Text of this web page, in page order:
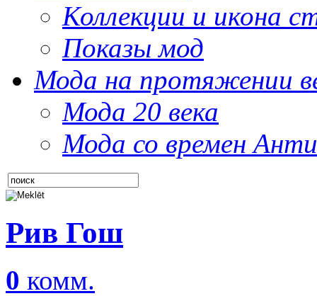
Коллекции и икона
Показы мод
Мода на протяжении
Мода 20 века
Мода со времен
Рив Гош
0 комм.